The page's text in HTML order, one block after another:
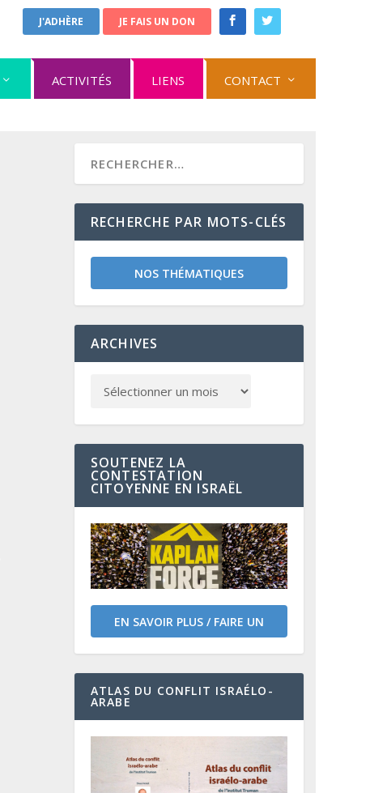
J'ADHÈRE JE FAIS UN DON
ACTIVITÉS LIENS CONTACT
RECHERCHE PAR MOTS-CLÉS
NOS THÉMATIQUES
ARCHIVES
SOUTENEZ LA
CONTESTATION
CITOYENNE EN ISRAËL
EN SAVOIR PLUS / FAIRE UN
DON
ATLAS DU CONFLIT ISRAÉLO-
ARABE